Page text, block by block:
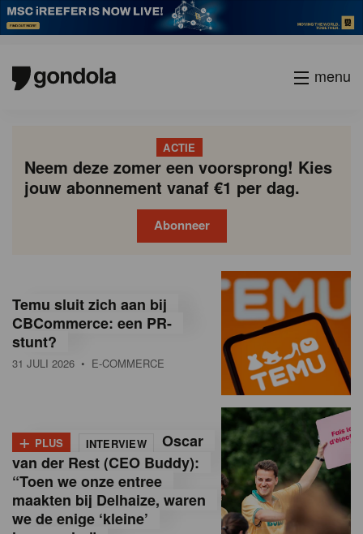
menu
ACTIE
Neem deze zomer een voorsprong! Kies
jouw abonnement vanaf €1 per dag.
Abonneer
o
n
d
a
M
a
Temu sluit zich aan bij
CBCommerce: een PR-
stunt?
31 JULI 2026 • E-COMMERCE
+ PLUS INTERVIEW
Oscar
van der Rest (CEO Buddy):
“Toen we onze entree
maakten bij Delhaize, waren
we de enige ‘kleine’